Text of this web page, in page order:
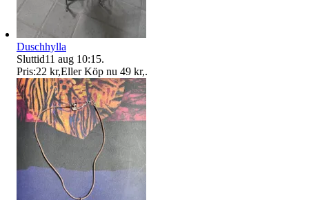
Duschhylla
Sluttid11 aug 10:15.
Pris:22 kr,Eller Köp nu 49 kr,.